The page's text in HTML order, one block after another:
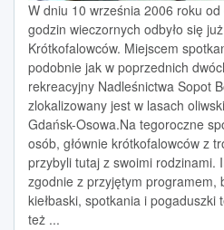
W dniu 10 września 2006 roku
godzin wieczornych odbyło się
Krótkofalowców. Miejscem
podobnie jak w poprzednich
rekreacyjny Nadleśnictwa Sopot
zlokalizowany jest w lasach
Gdańsk-Osowa.Na tegoroczne
osób, głównie krótkofalowców z
przybyli tutaj z swoimi rodzinami.
zgodnie z przyjętym programem,
kiełbaski, spotkania i pogaduszki
też ...